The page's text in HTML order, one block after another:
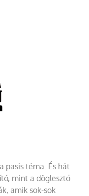
pasis téma. És hát
mint a döglesztő
amik sok-sok